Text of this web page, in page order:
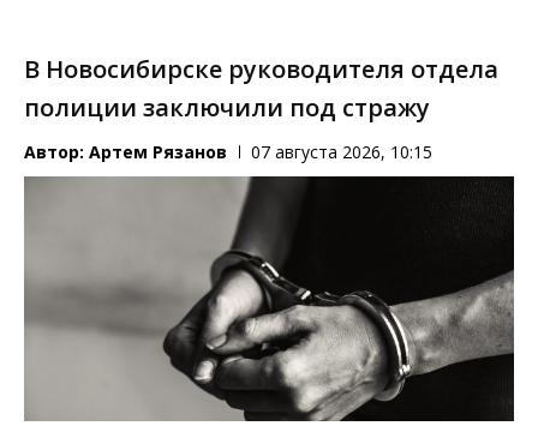
В Новосибирске руководителя отдела
полиции заключили под стражу
Автор: Артем Рязанов 07 августа 2026, 10:15